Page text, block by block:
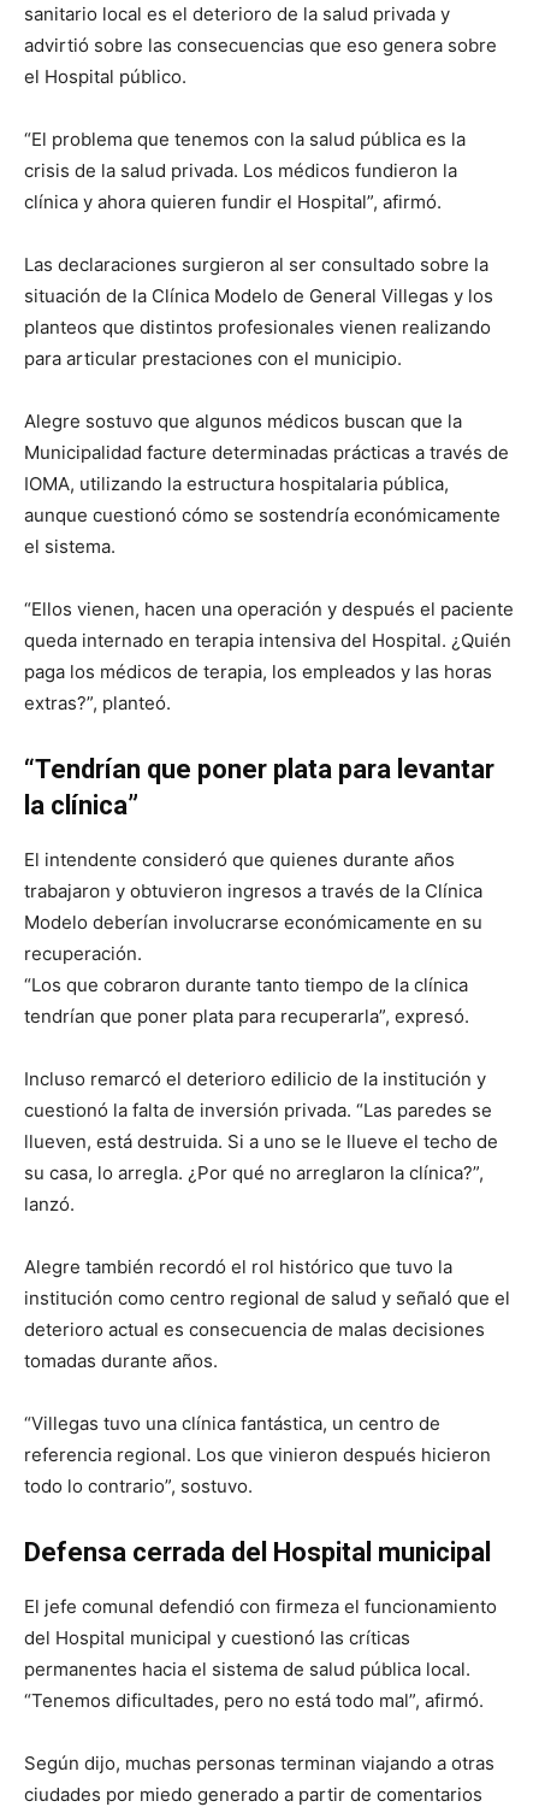
sanitario local es el deterioro de la salud privada y
advirtió sobre las consecuencias que eso genera sobre
el Hospital público.
“El problema que tenemos con la salud pública es la
crisis de la salud privada. Los médicos fundieron la
clínica y ahora quieren fundir el Hospital”, afirmó.
Las declaraciones surgieron al ser consultado sobre la
situación de la Clínica Modelo de General Villegas y los
planteos que distintos profesionales vienen realizando
para articular prestaciones con el municipio.
Alegre sostuvo que algunos médicos buscan que la
Municipalidad facture determinadas prácticas a través de
IOMA, utilizando la estructura hospitalaria pública,
aunque cuestionó cómo se sostendría económicamente
el sistema.
“Ellos vienen, hacen una operación y después el paciente
queda internado en terapia intensiva del Hospital. ¿Quién
paga los médicos de terapia, los empleados y las horas
extras?”, planteó.
“Tendrían que poner plata para levantar
la clínica”
El intendente consideró que quienes durante años
trabajaron y obtuvieron ingresos a través de la Clínica
Modelo deberían involucrarse económicamente en su
recuperación.
“Los que cobraron durante tanto tiempo de la clínica
tendrían que poner plata para recuperarla”, expresó.
Incluso remarcó el deterioro edilicio de la institución y
cuestionó la falta de inversión privada. “Las paredes se
llueven, está destruida. Si a uno se le llueve el techo de
su casa, lo arregla. ¿Por qué no arreglaron la clínica?”,
lanzó.
Alegre también recordó el rol histórico que tuvo la
institución como centro regional de salud y señaló que el
deterioro actual es consecuencia de malas decisiones
tomadas durante años.
“Villegas tuvo una clínica fantástica, un centro de
referencia regional. Los que vinieron después hicieron
todo lo contrario”, sostuvo.
Defensa cerrada del Hospital municipal
El jefe comunal defendió con firmeza el funcionamiento
del Hospital municipal y cuestionó las críticas
permanentes hacia el sistema de salud pública local.
“Tenemos dificultades, pero no está todo mal”, afirmó.
Según dijo, muchas personas terminan viajando a otras
ciudades por miedo generado a partir de comentarios